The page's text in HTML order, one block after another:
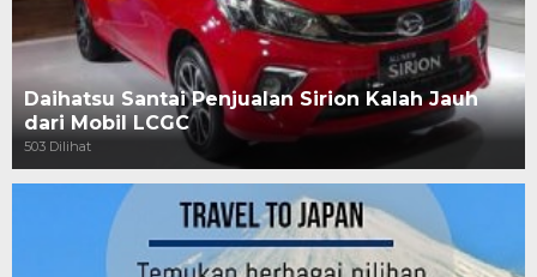
Daihatsu Santai Penjualan Sirion Kalah Jauh
dari Mobil LCGC
503 Dilihat